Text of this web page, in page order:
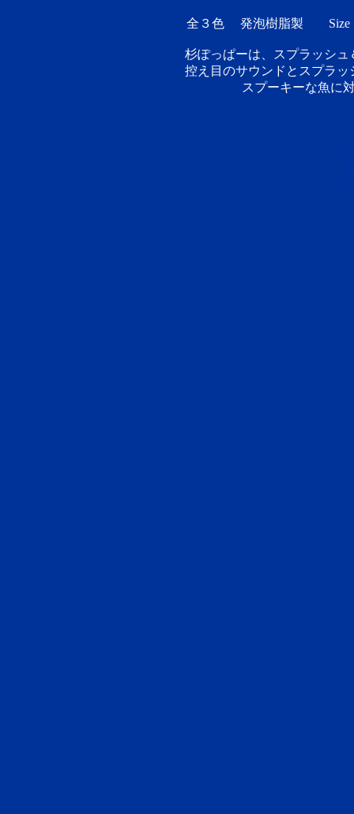
全３色 発泡樹脂製 Size
杉ぽっぱーは、スプラッシ
控え目のサウンドとスプラ
スプーキーな魚に